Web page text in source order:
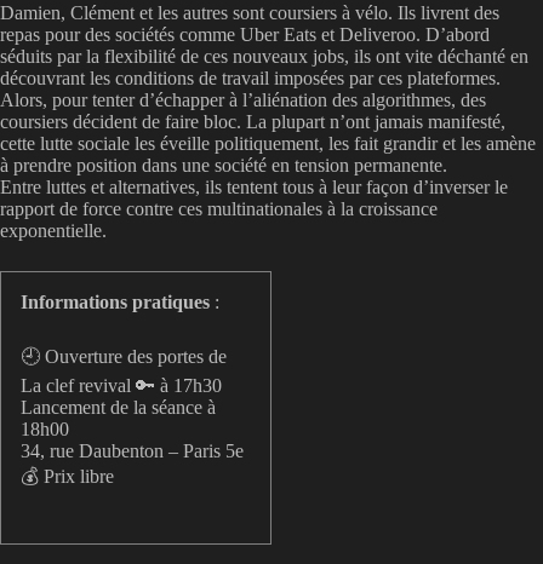
Damien, Clément et les autres sont coursiers à vélo. Ils livrent des
repas pour des sociétés comme Uber Eats et Deliveroo. D’abord
séduits par la flexibilité de ces nouveaux jobs, ils ont vite déchanté en
découvrant les conditions de travail imposées par ces plateformes.
Alors, pour tenter d’échapper à l’aliénation des algorithmes, des
coursiers décident de faire bloc. La plupart n’ont jamais manifesté,
cette lutte sociale les éveille politiquement, les fait grandir et les amène
à prendre position dans une société en tension permanente.
Entre luttes et alternatives, ils tentent tous à leur façon d’inverser le
rapport de force contre ces multinationales à la croissance
exponentielle.
Informations pratiques :
🕘 Ouverture des portes de
La clef revival 🔑 à 17h30
Lancement de la séance à
18h00
34, rue Daubenton – Paris 5e
💰 Prix libre